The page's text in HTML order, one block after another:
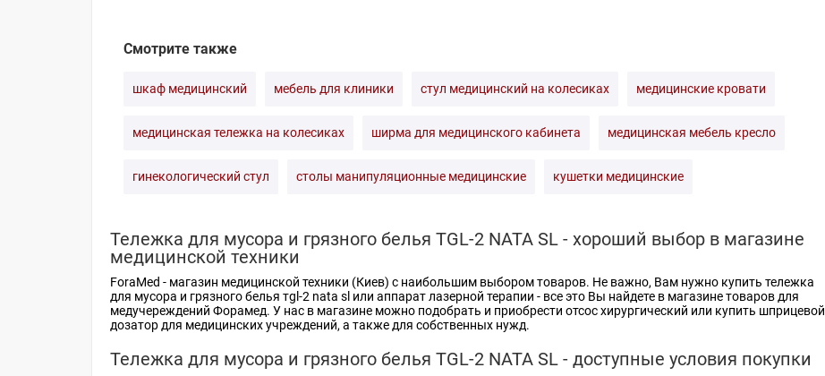
Смотрите также
шкаф медицинский мебель для клиники стул медицинский на колесиках медицинские кровати
медицинская тележка на колесиках ширма для медицинского кабинета медицинская мебель кресло
гинекологический стул столы манипуляционные медицинские кушетки медицинские
Тележка для мусора и грязного белья ТGL-2 NATA SL - хороший выбор в магазине
медицинской техники
ForaMed - магазин медицинской техники (Киев) с наибольшим выбором товаров. Не важно, Вам нужно купить тележка
для мусора и грязного белья тgl-2 nata sl или аппарат лазерной терапии - все это Вы найдете в магазине товаров для
медучереждений Форамед. У нас в магазине можно подобрать и приобрести отсос хирургический или купить шприцевой
дозатор для медицинских учреждений, а также для собственных нужд.
Тележка для мусора и грязного белья ТGL-2 NATA SL - доступные условия покупки